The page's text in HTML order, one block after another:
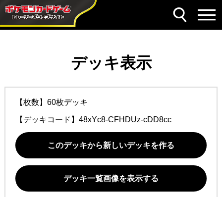
デッキ表示
【枚数】60枚デッキ
【デッキコード】 48xYc8-CFHDUz-cDD8cc
このデッキから新しいデッキを作る
デッキ一覧画像を表示する